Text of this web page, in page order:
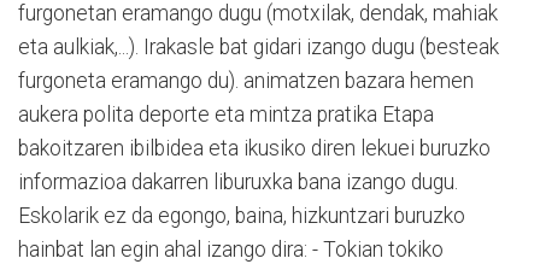
furgonetan eramango dugu (motxilak, dendak, mahiak
eta aulkiak,...). Irakasle bat gidari izango dugu (besteak
furgoneta eramango du). animatzen bazara hemen
aukera polita deporte eta mintza pratika Etapa
bakoitzaren ibilbidea eta ikusiko diren lekuei buruzko
informazioa dakarren liburuxka bana izango dugu.
Eskolarik ez da egongo, baina, hizkuntzari buruzko
hainbat lan egin ahal izango dira: - Tokian tokiko